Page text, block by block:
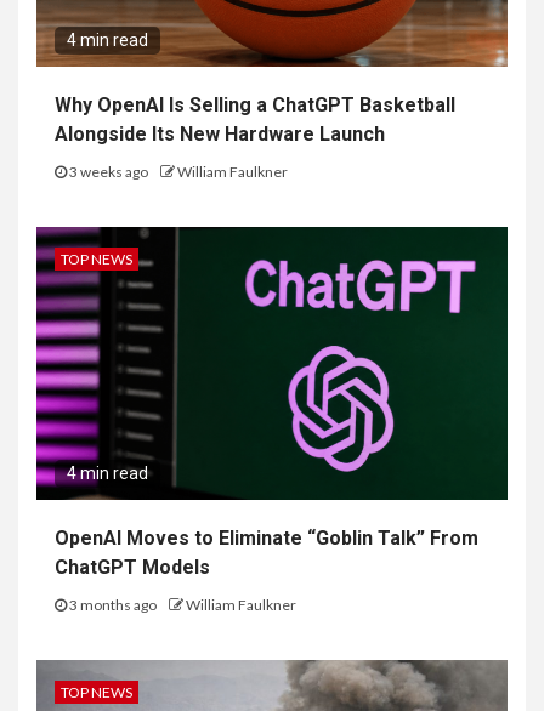
4 min read
Why OpenAI Is Selling a ChatGPT Basketball
Alongside Its New Hardware Launch
3 weeks ago William Faulkner
TOP NEWS
4 min read
OpenAI Moves to Eliminate “Goblin Talk” From
ChatGPT Models
3 months ago William Faulkner
TOP NEWS